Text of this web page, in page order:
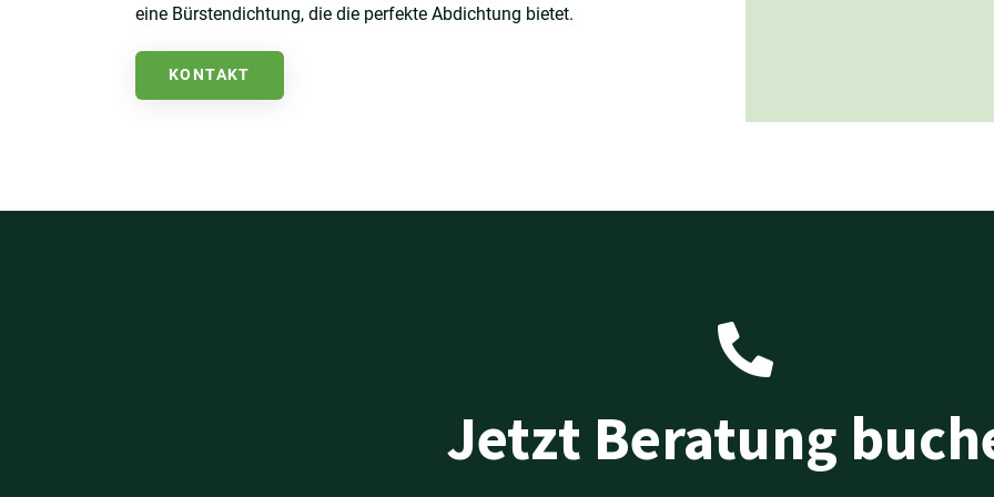
eine Bürstendichtung, die die perfekte Abdichtung bietet.
KONTAKT
Jetzt Beratung